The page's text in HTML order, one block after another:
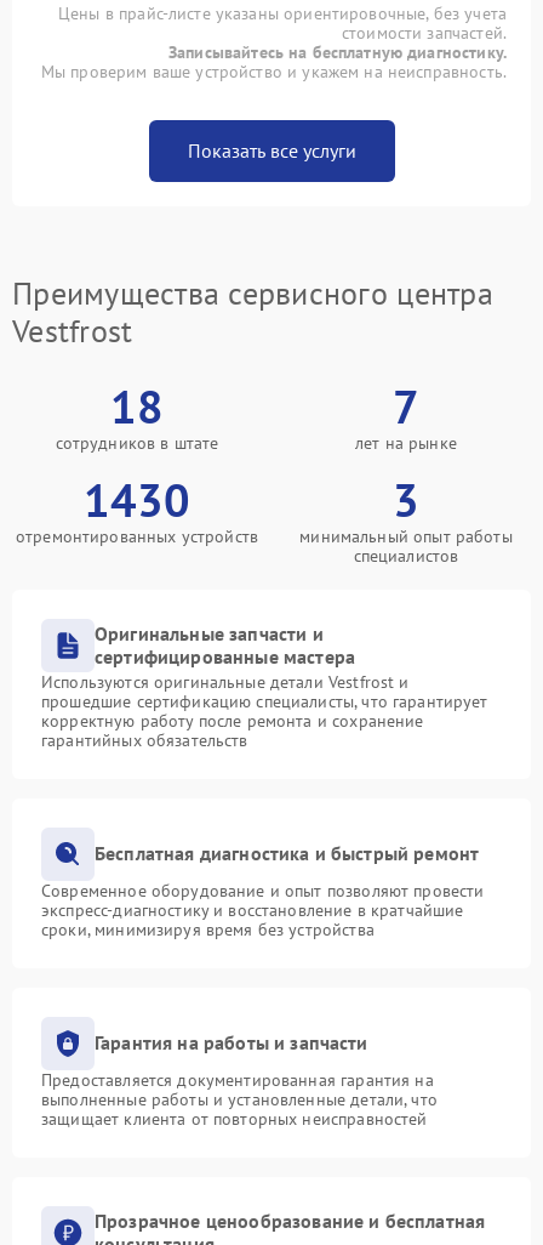
Цены в прайс-листе указаны ориентировочные, без учета
стоимости запчастей.
Записывайтесь на бесплатную диагностику.
Мы проверим ваше устройство и укажем на неисправность.
Показать все услуги
Преимущества сервисного центра
Vestfrost
18
сотрудников в штате
7
лет на рынке
1430
отремонтированных устройств
3
минимальный опыт работы
специалистов
Оригинальные запчасти и
сертифицированные мастера
Используются оригинальные детали Vestfrost и
прошедшие сертификацию специалисты, что гарантирует
корректную работу после ремонта и сохранение
гарантийных обязательств
Бесплатная диагностика и быстрый ремонт
Современное оборудование и опыт позволяют провести
экспресс-диагностику и восстановление в кратчайшие
сроки, минимизируя время без устройства
Гарантия на работы и запчасти
Предоставляется документированная гарантия на
выполненные работы и установленные детали, что
защищает клиента от повторных неисправностей
Прозрачное ценообразование и бесплатная